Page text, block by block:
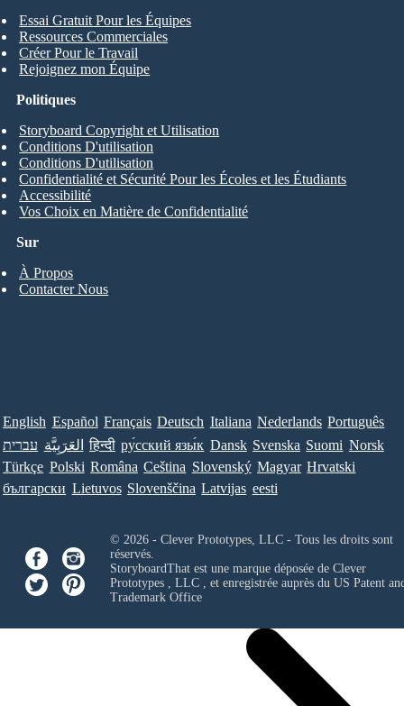
Essai Gratuit Pour les Équipes
Ressources Commerciales
Créer Pour le Travail
Rejoignez mon Équipe
Sur
À Propos
Contacter Nous
Politiques
Storyboard Copyright et Utilisation
Conditions D'utilisation
Conditions D'utilisation
Confidentialité et Sécurité Pour les Écoles et les Étudiants
Accessibilité
Vos Choix en Matière de Confidentialité
English Español Français Deutsch Italiana Nederlands Português
עברית العَرَبِيَّة हिन्दी ру́сский язы́к Dansk Svenska Suomi Norsk
Türkçe Polski Româna Ceština Slovenský Magyar Hrvatski
български Lietuvos Slovenščina Latvijas eesti
© 2026 - Clever Prototypes, LLC - Tous les droits sont
réservés.
StoryboardThat est une marque déposée de Clever
Prototypes , LLC, et enregistrée auprès du US Patent
Trademark Office